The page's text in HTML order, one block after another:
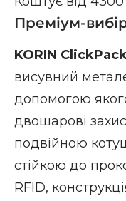
Преміум-
KORIN
висувний
допомогою
двошарові
подвійною
стійкою до
RFID,